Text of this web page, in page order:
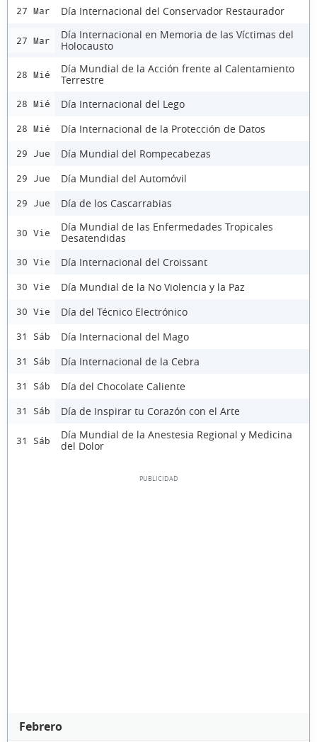
27 Mar Día Internacional del Conservador Restaurador
27 Mar
Día Internacional en Memoria de las Víctimas del
Holocausto
28 Mié
Día Mundial de la Acción frente al Calentamiento
Terrestre
28 Mié Día Internacional del Lego
28 Mié Día Internacional de la Protección de Datos
29 Jue Día Mundial del Rompecabezas
29 Jue Día Mundial del Automóvil
29 Jue Día de los Cascarrabias
30 Vie
Día Mundial de las Enfermedades Tropicales
Desatendidas
30 Vie Día Internacional del Croissant
30 Vie Día Mundial de la No Violencia y la Paz
30 Vie Día del Técnico Electrónico
31 Sáb Día Internacional del Mago
31 Sáb Día Internacional de la Cebra
31 Sáb Día del Chocolate Caliente
31 Sáb Día de Inspirar tu Corazón con el Arte
31 Sáb
Día Mundial de la Anestesia Regional y Medicina
del Dolor
Febrero